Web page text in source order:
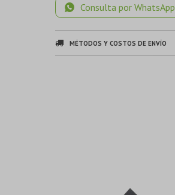
Consulta por WhatsApp
MÉTODOS Y COSTOS DE ENVÍO